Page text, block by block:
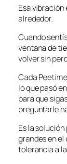
Esa vibración
alrededor.
Cuando
ventana de
volver sin
Cada
lo que pasó
para que
preguntarle
Es la
grandes en
tolerancia a